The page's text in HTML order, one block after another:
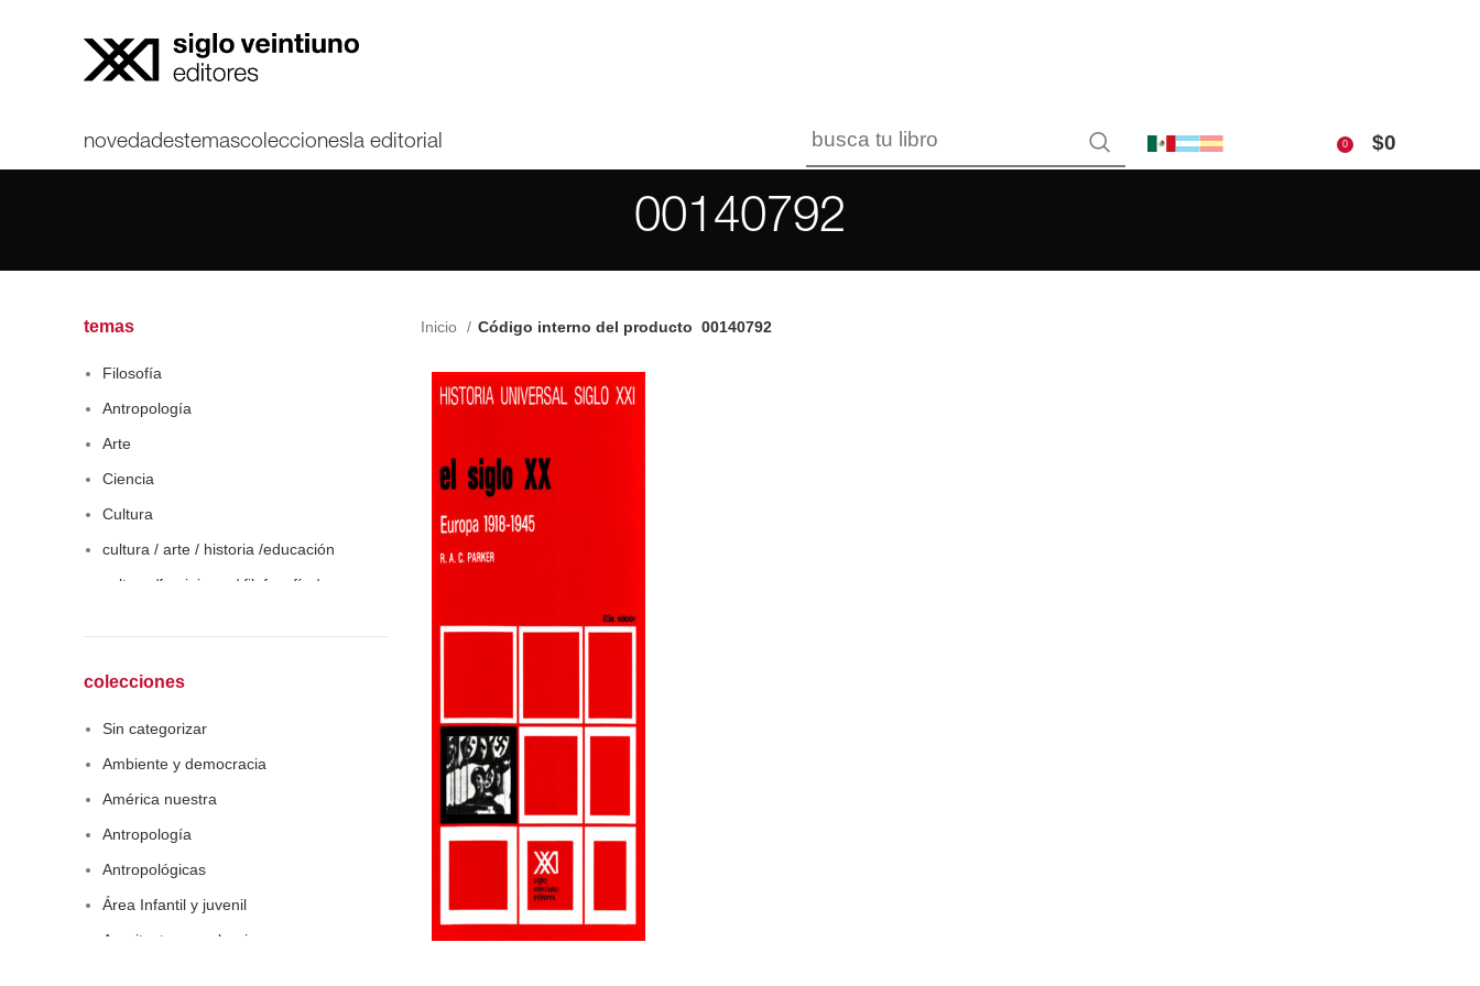
novedadestemascolecciones la editorial 0 $0
00140792
temas
Filosofía
Antropología
Arte
Ciencia
Cultura
cultura / arte / historia /educación
cultura /feminismo / filofosofía /
Economía
colecciones
Sin categorizar
Ambiente y democracia
América nuestra
Antropología
Antropológicas
Área Infantil y juvenil
Arquitectura y urbanismo
Inicio Código interno del producto 00140792